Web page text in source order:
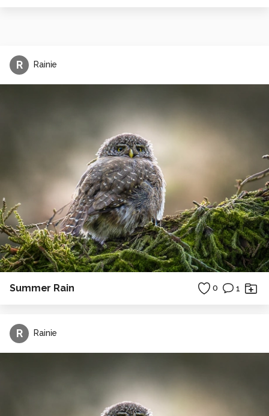
R Rainie
Summer Rain 0 1
R Rainie